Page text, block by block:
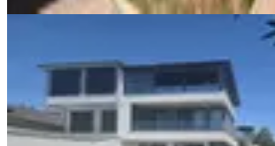
Denize Sıfır Full
Serik, Boğazkent Mahallesi
3+2·300 m²·26.07.2026
100.000 ₺